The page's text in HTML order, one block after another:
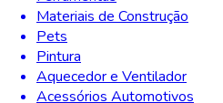
Materiais de Construção
Pets
Pintura
Aquecedor e Ventilador
Acessórios Automotivos